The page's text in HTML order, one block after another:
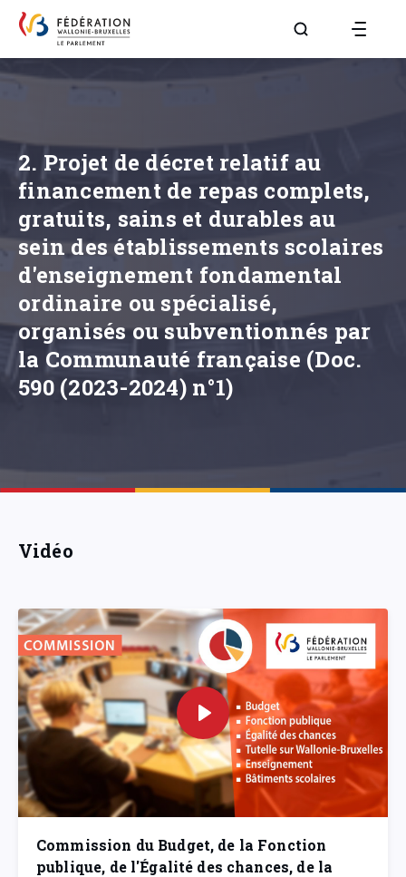
Aller à la page
2. Projet de décret relatif au
financement de repas complets,
gratuits, sains et durables au
sein des établissements scolaires
d'enseignement fondamental
ordinaire ou spécialisé,
organisés ou subventionnés par
la Communauté française (Doc.
590 (2023-2024) n°1)
Vidéo
Commission du Budget, de la Fonction
publique, de l'Égalité des chances, de la